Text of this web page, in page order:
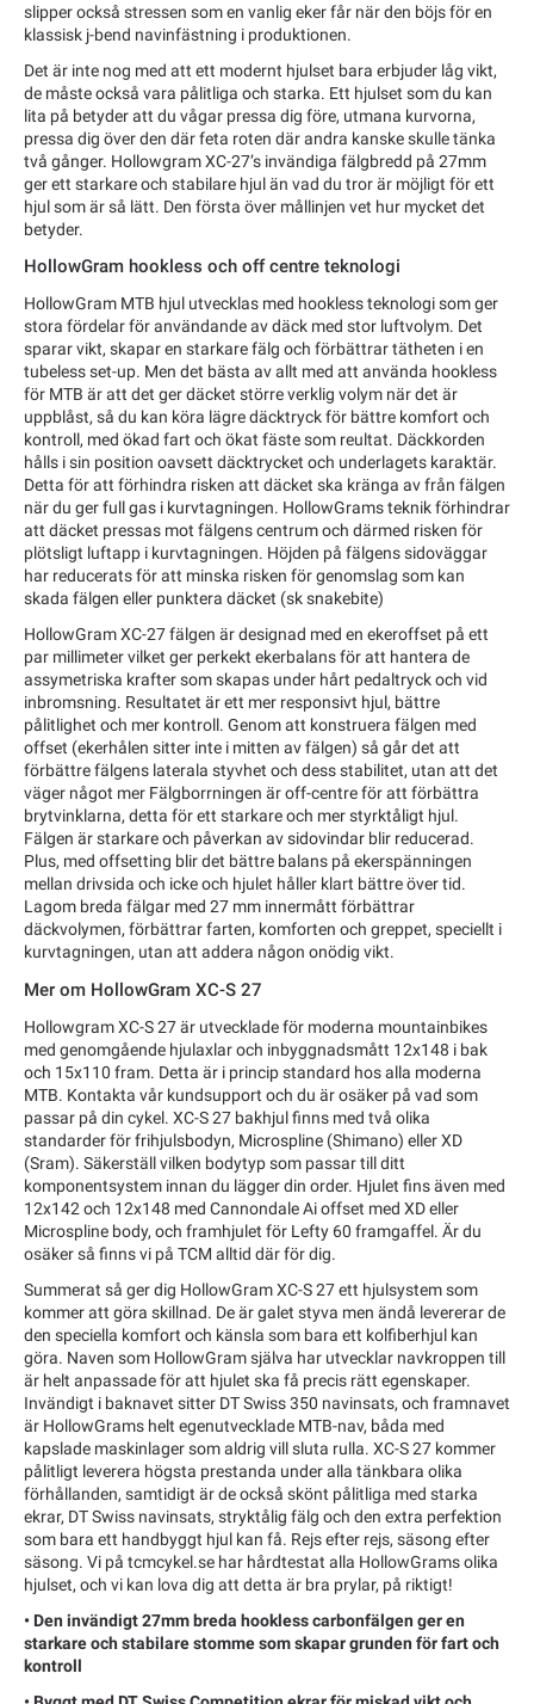
slipper också stressen som en vanlig eker får när den böjs för en
klassisk j-bend navinfästning i produktionen.
Det är inte nog med att ett modernt hjulset bara erbjuder låg vikt,
de måste också vara pålitliga och starka. Ett hjulset som du kan
lita på betyder att du vågar pressa dig före, utmana kurvorna,
pressa dig över den där feta roten där andra kanske skulle tänka
två gånger. Hollowgram XC-27’s invändiga fälgbredd på 27mm
ger ett starkare och stabilare hjul än vad du tror är möjligt för ett
hjul som är så lätt. Den första över mållinjen vet hur mycket det
betyder.
HollowGram hookless och off centre teknologi
HollowGram MTB hjul utvecklas med hookless teknologi som ger
stora fördelar för användande av däck med stor luftvolym. Det
sparar vikt, skapar en starkare fälg och förbättrar tätheten i en
tubeless set-up. Men det bästa av allt med att använda hookless
för MTB är att det ger däcket större verklig volym när det är
uppblåst, så du kan köra lägre däcktryck för bättre komfort och
kontroll, med ökad fart och ökat fäste som reultat. Däckkorden
hålls i sin position oavsett däcktrycket och underlagets karaktär.
Detta för att förhindra risken att däcket ska kränga av från fälgen
när du ger full gas i kurvtagningen. HollowGrams teknik förhindrar
att däcket pressas mot fälgens centrum och därmed risken för
plötsligt luftapp i kurvtagningen. Höjden på fälgens sidoväggar
har reducerats för att minska risken för genomslag som kan
skada fälgen eller punktera däcket (sk snakebite)
HollowGram XC-27 fälgen är designad med en ekeroffset på ett
par millimeter vilket ger perkekt ekerbalans för att hantera de
assymetriska krafter som skapas under hårt pedaltryck och vid
inbromsning. Resultatet är ett mer responsivt hjul, bättre
pålitlighet och mer kontroll. Genom att konstruera fälgen med
offset (ekerhålen sitter inte i mitten av fälgen) så går det att
förbättre fälgens laterala styvhet och dess stabilitet, utan att det
väger något mer Fälgborrningen är off-centre för att förbättra
brytvinklarna, detta för ett starkare och mer styrktåligt hjul.
Fälgen är starkare och påverkan av sidovindar blir reducerad.
Plus, med offsetting blir det bättre balans på ekerspänningen
mellan drivsida och icke och hjulet håller klart bättre över tid.
Lagom breda fälgar med 27 mm innermått förbättrar
däckvolymen, förbättrar farten, komforten och greppet, speciellt i
kurvtagningen, utan att addera någon onödig vikt.
Mer om HollowGram XC-S 27
Hollowgram XC-S 27 är utvecklade för moderna mountainbikes
med genomgående hjulaxlar och inbyggnadsmått 12x148 i bak
och 15x110 fram. Detta är i princip standard hos alla moderna
MTB. Kontakta vår kundsupport och du är osäker på vad som
passar på din cykel. XC-S 27 bakhjul finns med två olika
standarder för frihjulsbodyn, Microspline (Shimano) eller XD
(Sram). Säkerställ vilken bodytyp som passar till ditt
komponentsystem innan du lägger din order. Hjulet fins även med
12x142 och 12x148 med Cannondale Ai offset med XD eller
Microspline body, och framhjulet för Lefty 60 framgaffel. Är du
osäker så finns vi på TCM alltid där för dig.
Summerat så ger dig HollowGram XC-S 27 ett hjulsystem som
kommer att göra skillnad. De är galet styva men ändå levererar de
den speciella komfort och känsla som bara ett kolfiberhjul kan
göra. Naven som HollowGram själva har utvecklar navkroppen till
är helt anpassade för att hjulet ska få precis rätt egenskaper.
Invändigt i baknavet sitter DT Swiss 350 navinsats, och framnavet
är HollowGrams helt egenutvecklade MTB-nav, båda med
kapslade maskinlager som aldrig vill sluta rulla. XC-S 27 kommer
pålitligt leverera högsta prestanda under alla tänkbara olika
förhållanden, samtidigt är de också skönt pålitliga med starka
ekrar, DT Swiss navinsats, stryktålig fälg och den extra perfektion
som bara ett handbyggt hjul kan få. Rejs efter rejs, säsong efter
säsong. Vi på tcmcykel.se har hårdtestat alla HollowGrams olika
hjulset, och vi kan lova dig att detta är bra prylar, på riktigt!
• Den invändigt 27mm breda hookless carbonfälgen ger en
starkare och stabilare stomme som skapar grunden för fart och
kontroll